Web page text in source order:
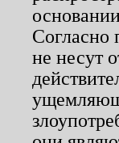
Согласно
не несут